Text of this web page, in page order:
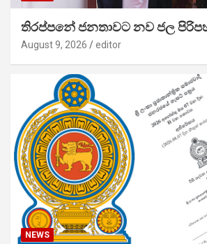
තිරප්පනේ ජනතාවට නව ජල
August 9, 2026 editor
NEWS